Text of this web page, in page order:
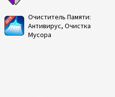
Очиститель Памяти:
Антивирус, Очистка
Мусора